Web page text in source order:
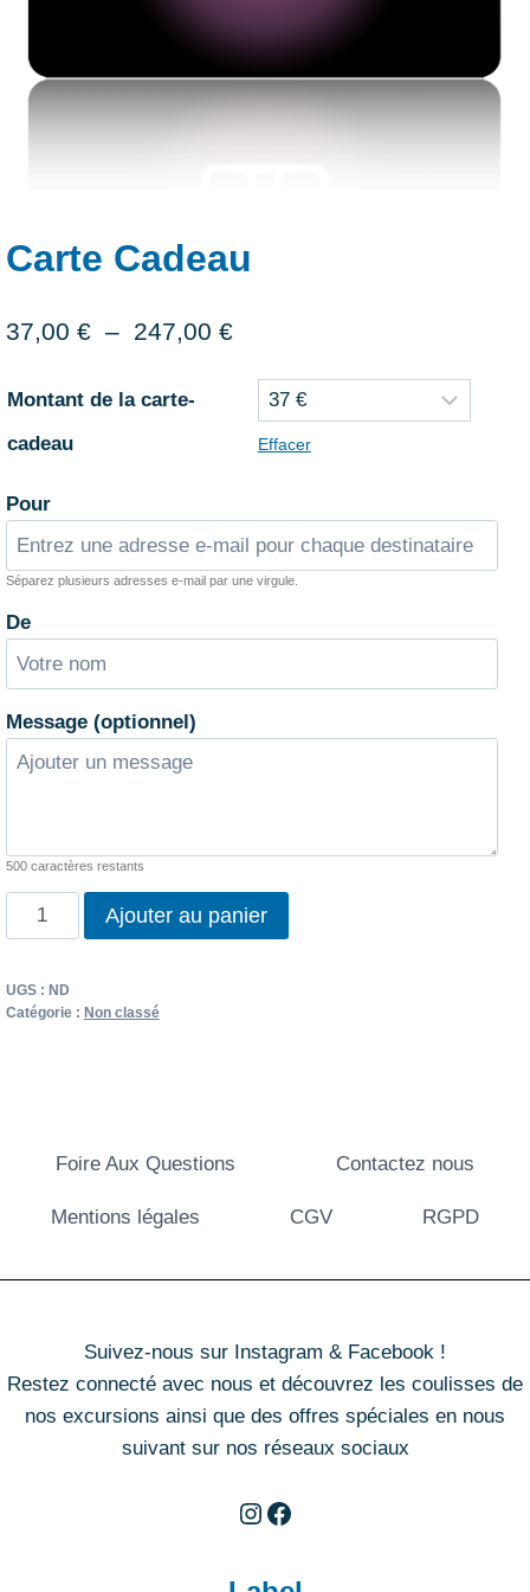
Carte Cadeau
37,00 € – 247,00 €Plage
prix :
37,00 €
247,00 €
Montant de la carte-
cadeau
Effacer
Pour
Séparez plusieurs adresses e-mail par une virgule.
De
Message (optionnel)
500caractères restants
quantité
de
Cadeau
Ajouter au panier
UGS : ND
Catégorie : Non classé
Foire Aux Questions Contactez nous
Mentions légales CGV RGPD
Suivez-nous sur Instagram & Facebook !
Restez connecté avec nous et découvrez les coulisses de
nos excursions ainsi que des offres spéciales en nous
suivant sur nos réseaux sociaux
Instagram
Facebook